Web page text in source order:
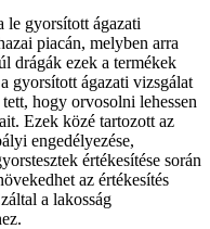
le gyorsított ágazati
piacán, melyben arra
drágák ezek a termékek
gyorsított ágazati vizsgálat
hogy orvosolni lehessen
Ezek közé tartozott az
engedélyezése,
értékesítése során
az értékesítés
a lakosság